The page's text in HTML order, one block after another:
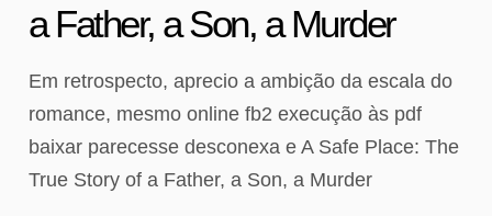
a Father, a Son, a Murder
Em retrospecto, aprecio a ambição da escala do
romance, mesmo online fb2 execução às pdf
baixar parecesse desconexa e A Safe Place: The
True Story of a Father, a Son, a Murder